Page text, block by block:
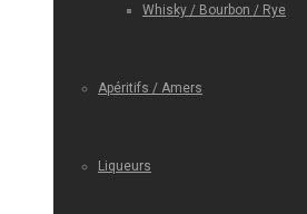
Whisky / Bourbon / Rye
Apéritifs / Amers
Liqueurs